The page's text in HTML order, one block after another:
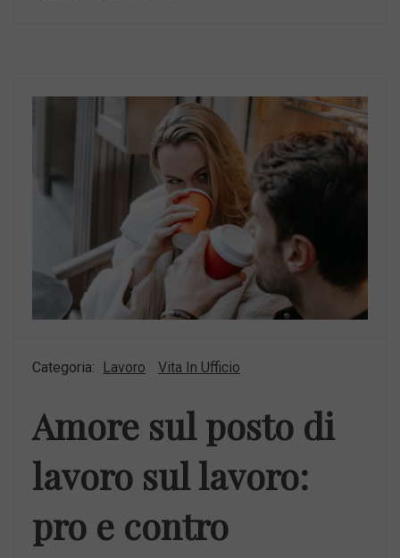
Categoria: Lavoro Vita In Ufficio
Amore sul posto di
lavoro sul lavoro:
pro e contro